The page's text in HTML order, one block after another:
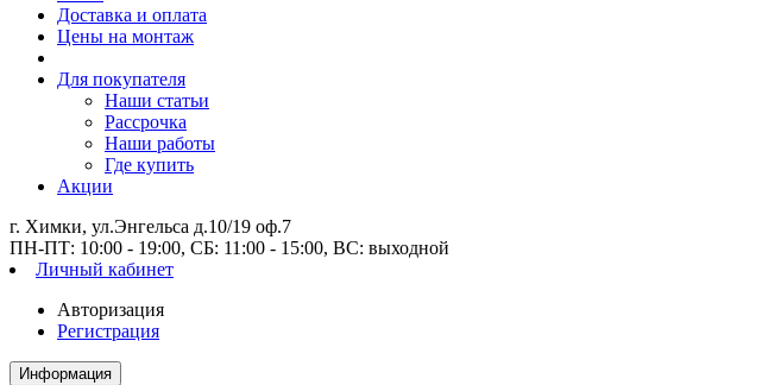
Доставка и оплата
Цены на монтаж
Для покупателя
Наши статьи
Рассрочка
Наши работы
Где купить
Акции
г. Химки, ул.Энгельса д.10/19 оф.7
ПН-ПТ: 10:00 - 19:00, СБ: 11:00 - 15:00, ВС: выходной
Личный кабинет
Авторизация
Регистрация
Информация